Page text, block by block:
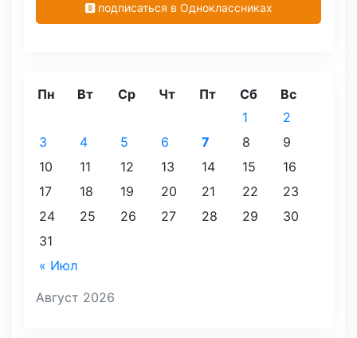
подписаться в Одноклассниках
Август 2026
Пн Вт Ср Чт Пт Сб Вс
« Июл
1
2
3
4 5 6 7 8
9
10
11 12 13 14 15
16
17
18 19 20 21 22
23
24
25 26 27 28 29
30
31